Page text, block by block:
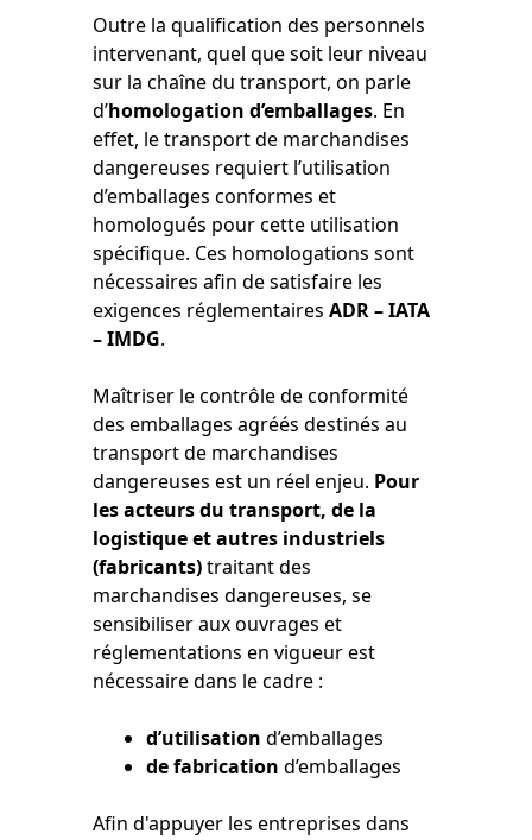
Outre la qualification des personnels
intervenant, quel que soit leur niveau
sur la chaîne du transport, on parle
d’homologation d’emballages. En
effet, le transport de marchandises
dangereuses requiert l’utilisation
d’emballages conformes et
homologués pour cette utilisation
spécifique. Ces homologations sont
nécessaires afin de satisfaire les
exigences réglementairesADR – IATA
– IMDG.
Maîtriser le contrôle de conformité
des emballages agréés destinés au
transport de marchandises
dangereuses est un réel enjeu. Pour
les acteurs du transport, de la
logistique et autres industriels
(fabricants)traitant des
marchandises dangereuses, se
sensibiliser aux ouvrages et
réglementations en vigueur est
nécessaire dans le cadre :
d’utilisation d’emballages
de fabrication d’emballages
Afin d'appuyer les entreprises dans